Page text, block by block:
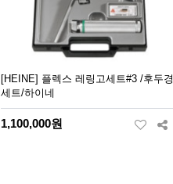
[HEINE] 플렉스 레링고세트#3 /후두경
세트/하이네
1,100,000원